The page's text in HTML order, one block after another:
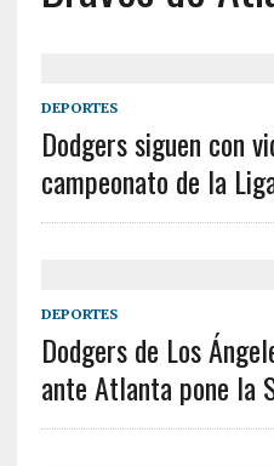
DEPORTES
Dodgers siguen con
campeonato de la
DEPORTES
Dodgers de Los
ante Atlanta pone la